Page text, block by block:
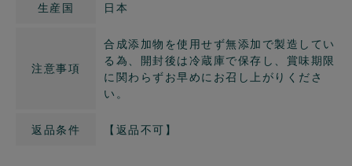
生産国 日本
注意事項
合成添加物を使用せず無添加で製造してい
る為、開封後は冷蔵庫で保存し、賞味期限
に関わらずお早めにお召し上がりくださ
い。
返品条件 【返品不可】